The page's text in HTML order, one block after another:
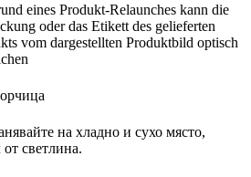
eines Produkt-Relaunches kann die
oder das Etikett des gelieferten
vom dargestellten Produktbild optisch
на хладно и сухо място,
от светлина.